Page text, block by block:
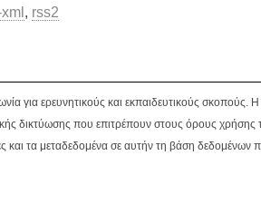
, rss2
για ερευνητικούς και εκπαιδευτικούς
δικτύωσης που επιτρέπουν στους όρους
τα μεταδεδομένα σε αυτήν τη βάση δεδομένων